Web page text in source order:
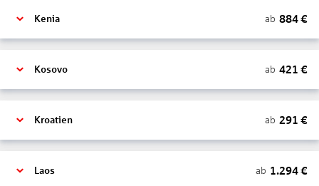
Kenia ab 884€
Kosovo ab 421 €
Kroatien ab 291 €
Laos ab 1.294€